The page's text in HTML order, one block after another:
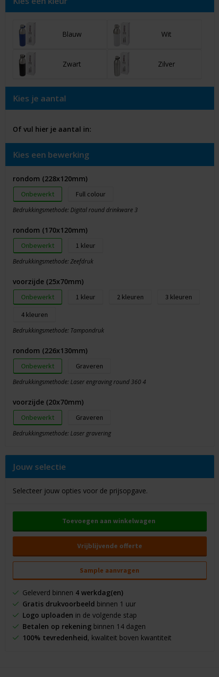
Blauw Wit
Zwart Zilver
Kies je aantal
Of vul hier je aantal in:
Kies een bewerking
rondom (228x120mm)
Onbewerkt Full colour
Bedrukkingsmethode: Digital round drinkware 3
rondom (170x120mm)
Onbewerkt 1
Bedrukkingsmethode: Zeefdruk
voorzijde (25x70mm)
Onbewerkt 1 2
3
4
Bedrukkingsmethode: Tampondruk
rondom (226x130mm)
Onbewerkt Graveren
Bedrukkingsmethode: Laser engraving round 360 4
voorzijde (20x70mm)
Onbewerkt Graveren
Bedrukkingsmethode: Laser gravering
Jouw selectie
Selecteer jouw opties voor de prijsopgave.
Toevoegen aan winkelwagen
Vrijblijvende offerte
Sample aanvragen
Geleverd binnen 4 werkdag(en)
Gratis drukvoorbeeld binnen 1 uur
Logo uploaden in de volgende stap
Betalen op rekeningbinnen 14 dagen
100% tevredenheid, kwaliteit boven kwantiteit